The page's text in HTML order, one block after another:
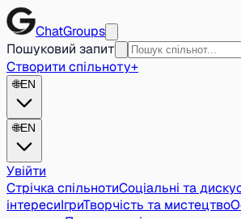
ChatGroups
Пошуковий запит
Створити спільноту+
🌐EN
🌐EN
Увійти
Стрічка спільнотиСоціальні та
інтересиІгриТворчість та мистецтво